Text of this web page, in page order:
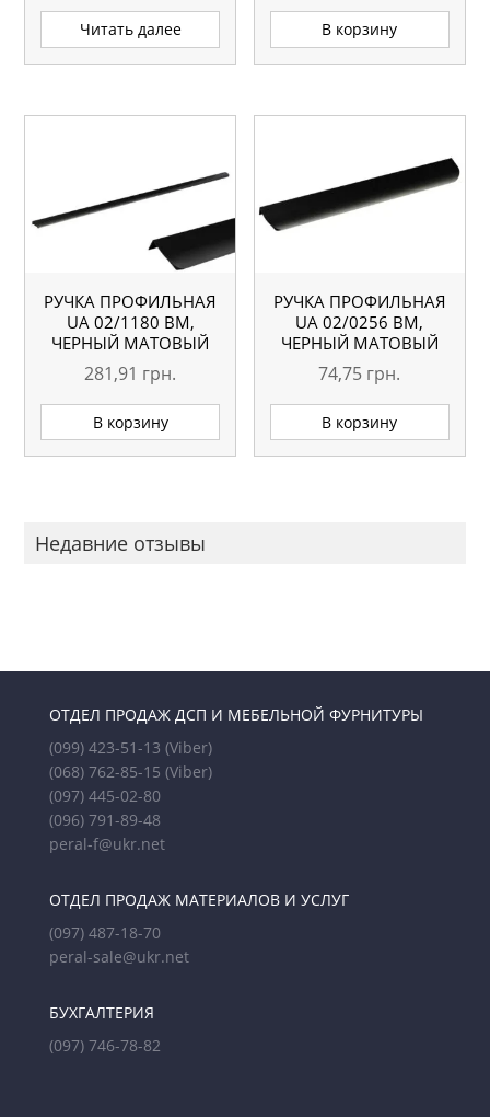
Читать далее В корзину
РУЧКА ПРОФИЛЬНАЯ
UA 02/1180 BM,
ЧЕРНЫЙ МАТОВЫЙ
281,91 грн.
В корзину
РУЧКА ПРОФИЛЬНАЯ
UA 02/0256 BM,
ЧЕРНЫЙ МАТОВЫЙ
74,75 грн.
В корзину
Недавние отзывы
ОТДЕЛ ПРОДАЖ ДСП И МЕБЕЛЬНОЙ ФУРНИТУРЫ
(099) 423-51-13 (Viber)
(068) 762-85-15 (Viber)
(097) 445-02-80
(096) 791-89-48
peral-f@ukr.net
ОТДЕЛ ПРОДАЖ МАТЕРИАЛОВ И УСЛУГ
(097) 487-18-70
peral-sale@ukr.net
БУХГАЛТЕРИЯ
(097) 746-78-82